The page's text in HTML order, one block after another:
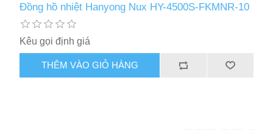
Đồng hồ nhiệt Hanyong Nux HY-4500S-FKMNR-10
Kêu gọi định giá
THÊM VÀO GIỎ HÀNG